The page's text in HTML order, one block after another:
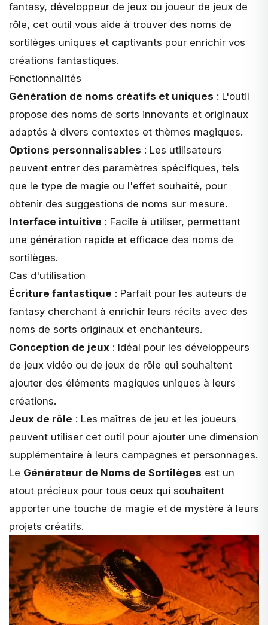
fantasy, développeur de jeux ou joueur de jeux de
rôle, cet outil vous aide à trouver des noms de
sortilèges uniques et captivants pour enrichir vos
créations fantastiques.
Fonctionnalités
Génération de noms créatifs et uniques : L'outil
propose des noms de sorts innovants et originaux
adaptés à divers contextes et thèmes magiques.
Options personnalisables : Les utilisateurs
peuvent entrer des paramètres spécifiques, tels
que le type de magie ou l'effet souhaité, pour
obtenir des suggestions de noms sur mesure.
Interface intuitive : Facile à utiliser, permettant
une génération rapide et efficace des noms de
sortilèges.
Cas d'utilisation
Écriture fantastique : Parfait pour les auteurs de
fantasy cherchant à enrichir leurs récits avec des
noms de sorts originaux et enchanteurs.
Conception de jeux : Idéal pour les développeurs
de jeux vidéo ou de jeux de rôle qui souhaitent
ajouter des éléments magiques uniques à leurs
créations.
Jeux de rôle : Les maîtres de jeu et les joueurs
peuvent utiliser cet outil pour ajouter une dimension
supplémentaire à leurs campagnes et personnages.
Le Générateur de Noms de Sortilèges est un
atout précieux pour tous ceux qui souhaitent
apporter une touche de magie et de mystère à leurs
projets créatifs.